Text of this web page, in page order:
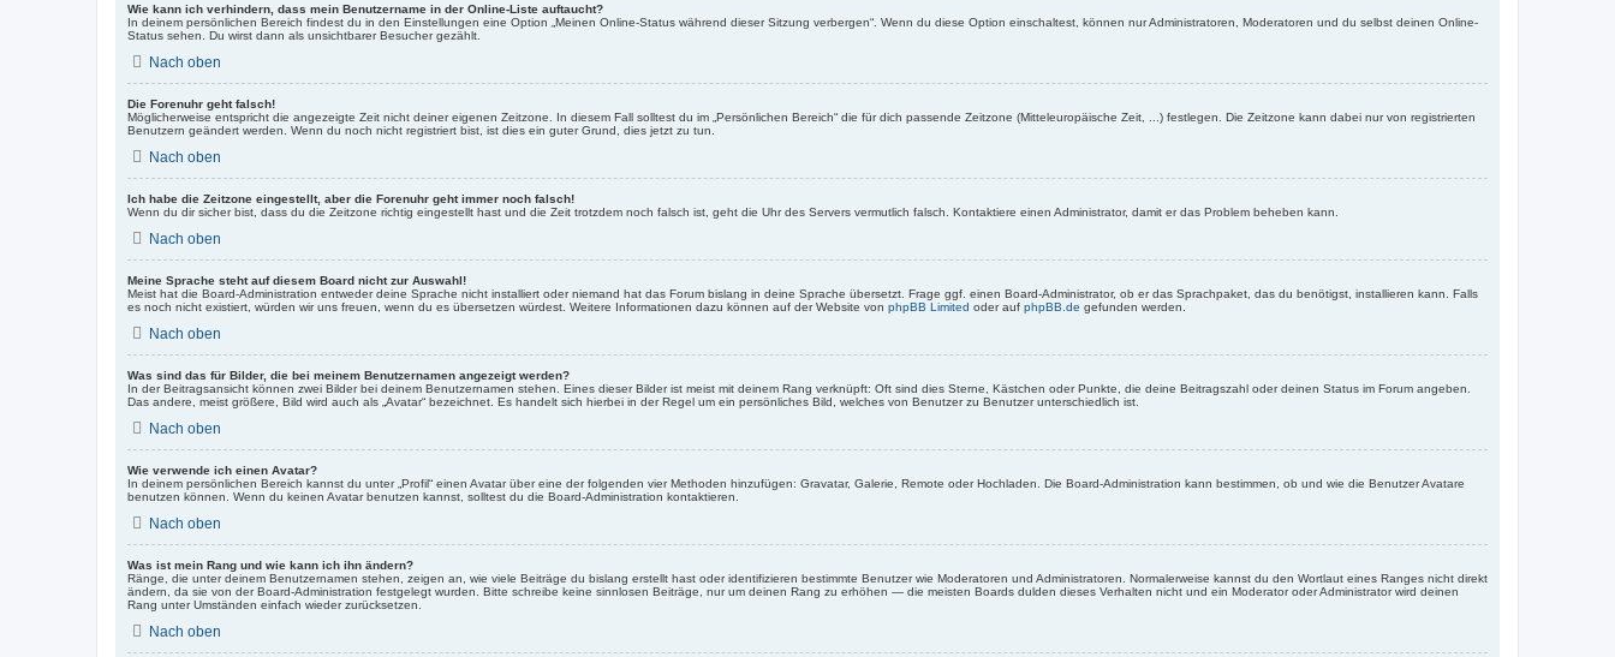
Wie kann ich verhindern, dass mein Benutzername in der Online-Liste auftaucht?
In deinem persönlichen Bereich findest du in den Einstellungen eine Option „Meinen Online-Status während dieser Sitzung verbergen“. Wenn du diese Option einschaltest, können nur Administratoren, Moderatoren und du selbst deinen Online-
Status sehen. Du wirst dann als unsichtbarer Besucher gezählt.
Nach oben
Die Forenuhr geht falsch!
Möglicherweise entspricht die angezeigte Zeit nicht deiner eigenen Zeitzone. In diesem Fall solltest du im „Persönlichen Bereich“ die für dich passende Zeitzone (Mitteleuropäische Zeit, ...) festlegen. Die Zeitzone kann dabei nur von registrierten
Benutzern geändert werden. Wenn du noch nicht registriert bist, ist dies ein guter Grund, dies jetzt zu tun.
Nach oben
Ich habe die Zeitzone eingestellt, aber die Forenuhr geht immer noch falsch!
Wenn du dir sicher bist, dass du die Zeitzone richtig eingestellt hast und die Zeit trotzdem noch falsch ist, geht die Uhr des Servers vermutlich falsch. Kontaktiere einen Administrator, damit er das Problem beheben kann.
Nach oben
Meine Sprache steht auf diesem Board nicht zur Auswahl!
Meist hat die Board-Administration entweder deine Sprache nicht installiert oder niemand hat das Forum bislang in deine Sprache übersetzt. Frage ggf. einen Board-Administrator, ob er das Sprachpaket, das du benötigst, installieren kann. Falls
es noch nicht existiert, würden wir uns freuen, wenn du es übersetzen würdest. Weitere Informationen dazu können auf der Website von phpBB Limited oder auf phpBB.de gefunden werden.
Nach oben
Was sind das für Bilder, die bei meinem Benutzernamen angezeigt werden?
In der Beitragsansicht können zwei Bilder bei deinem Benutzernamen stehen. Eines dieser Bilder ist meist mit deinem Rang verknüpft: Oft sind dies Sterne, Kästchen oder Punkte, die deine Beitragszahl oder deinen Status im Forum angeben.
Das andere, meist größere, Bild wird auch als „Avatar“ bezeichnet. Es handelt sich hierbei in der Regel um ein persönliches Bild, welches von Benutzer zu Benutzer unterschiedlich ist.
Nach oben
Wie verwende ich einen Avatar?
In deinem persönlichen Bereich kannst du unter „Profil“ einen Avatar über eine der folgenden vier Methoden hinzufügen: Gravatar, Galerie, Remote oder Hochladen. Die Board-Administration kann bestimmen, ob und wie die Benutzer Avatare
benutzen können. Wenn du keinen Avatar benutzen kannst, solltest du die Board-Administration kontaktieren.
Nach oben
Was ist mein Rang und wie kann ich ihn ändern?
Ränge, die unter deinem Benutzernamen stehen, zeigen an, wie viele Beiträge du bislang erstellt hast oder identifizieren bestimmte Benutzer wie Moderatoren und Administratoren. Normalerweise kannst du den Wortlaut eines Ranges nicht direkt
ändern, da sie von der Board-Administration festgelegt wurden. Bitte schreibe keine sinnlosen Beiträge, nur um deinen Rang zu erhöhen — die meisten Boards dulden dieses Verhalten nicht und ein Moderator oder Administrator wird deinen
Rang unter Umständen einfach wieder zurücksetzen.
Nach oben